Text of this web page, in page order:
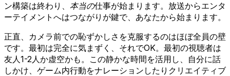
ン構築は終わり、 本当の仕事が始まります。放送からエンタ
ーテイメントへはつながりが鍵で、あなたから始まります。
正直、カメラ前での恥ずかしさを克服するのはほぼ全員の壁
です。最初は完全に気まずく、それでOK。最初の視聴者は
友人1-2人か虚空かも。この静かな時間を活用し、自分に話
しかけ、ゲーム内行動をナレーションしたりクリエイティブ